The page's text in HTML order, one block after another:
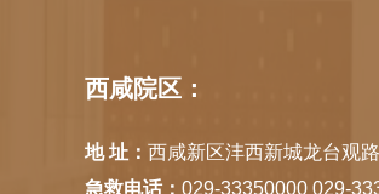
西咸院区：
地 址： 西咸新区沣西新城龙台观
急救电话： 029-33350000 029-